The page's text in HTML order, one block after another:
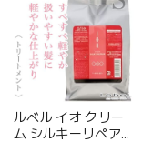
ルベル イオ クリー
ム シルキーリペア